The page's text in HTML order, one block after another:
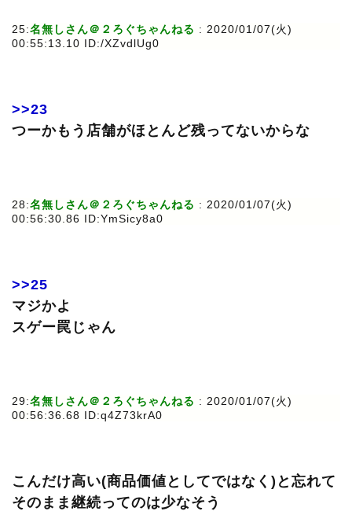
25:名無しさん＠２ろぐちゃんねる : 2020/01/07(火)
00:55:13.10 ID:/XZvdlUg0
>>23
つーかもう店舗がほとんど残ってないからな
28:名無しさん＠２ろぐちゃんねる : 2020/01/07(火)
00:56:30.86 ID:YmSicy8a0
>>25
マジかよ
スゲー罠じゃん
29:名無しさん＠２ろぐちゃんねる : 2020/01/07(火)
00:56:36.68 ID:q4Z73krA0
こんだけ高い(商品価値としてではなく)と忘れて
そのまま継続ってのは少なそう